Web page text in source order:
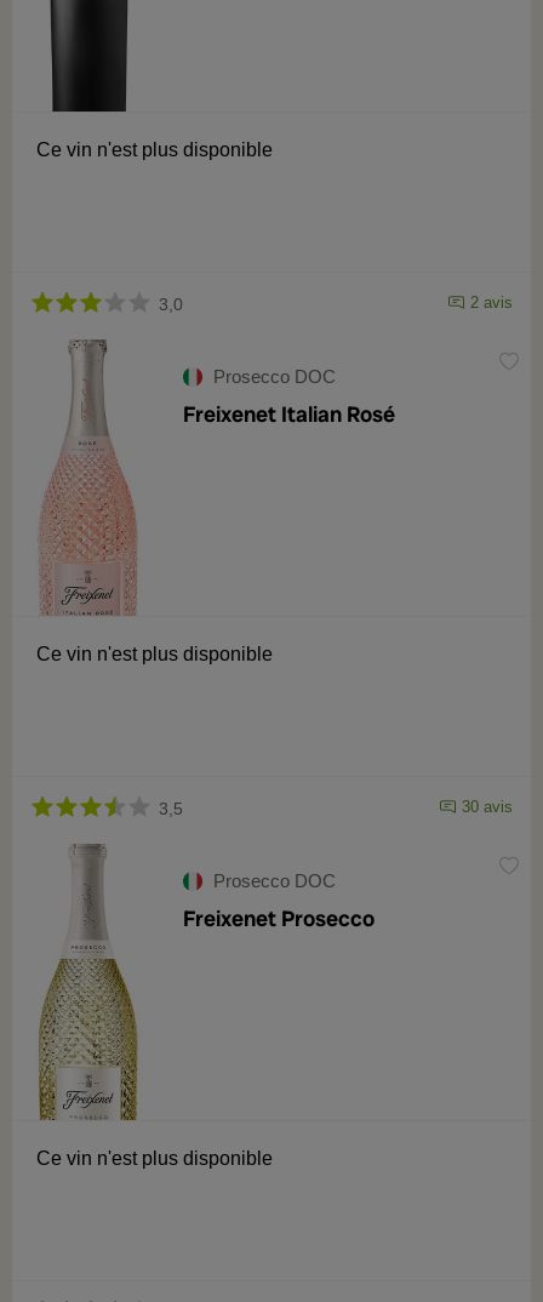
Ce vin n'est plus disponible
3,0 2 avis
Prosecco DOC
Freixenet Italian Rosé
Ce vin n'est plus disponible
3,5 30 avis
Prosecco DOC
Freixenet Prosecco
Ce vin n'est plus disponible